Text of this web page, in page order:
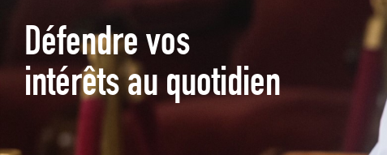
Défendre vos
intérêts au quotidien